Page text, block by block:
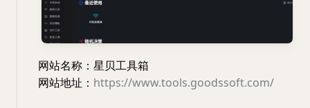
网站名称：星贝工具箱
网站地址： https://www.tools.goodssoft.com/